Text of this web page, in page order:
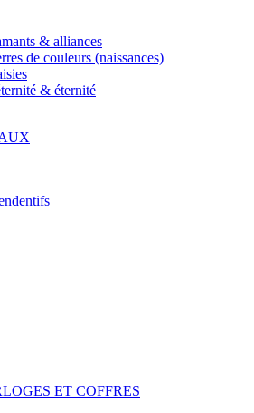
& alliances
de couleurs (naissances)
& éternité
ET COFFRES